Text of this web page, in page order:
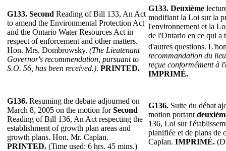
G133. Second Reading of Bill 133, An Act
to amend the Environmental Protection Act
and the Ontario Water Resources Act in
respect of enforcement and other matters.
Hon. Mrs. Dombrowsky. (The Lieutenant
Governor's recommendation, pursuant to
S.O. 56, has been received.). PRINTED.
G133. Deuxième
modifiant la Loi sur la
l'environnement et la
de l'Ontario en ce qui a
d'autres questions.
recommandation du
reçue conformément à
IMPRIMÉ.
G136. Resuming the debate adjourned on
March 8, 2005 on the motion forSecond
Reading of Bill 136, An Act respecting the
establishment of growth plan areas and
growth plans. Hon. Mr. Caplan.
PRINTED. (Time used: 6 hrs. 45 mins.)
G136. Suite du débat
motion portant
136, Loi sur
planifiée et de plans de
Caplan. IMPRIMÉ.